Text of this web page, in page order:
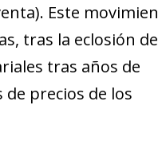
Este
tras la eclosión
tras años de
precios de los